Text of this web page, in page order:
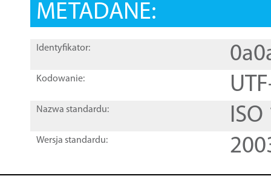
METADANE:
Identyfikator:
Kodowanie:
Nazwa standardu:
Wersja standardu: